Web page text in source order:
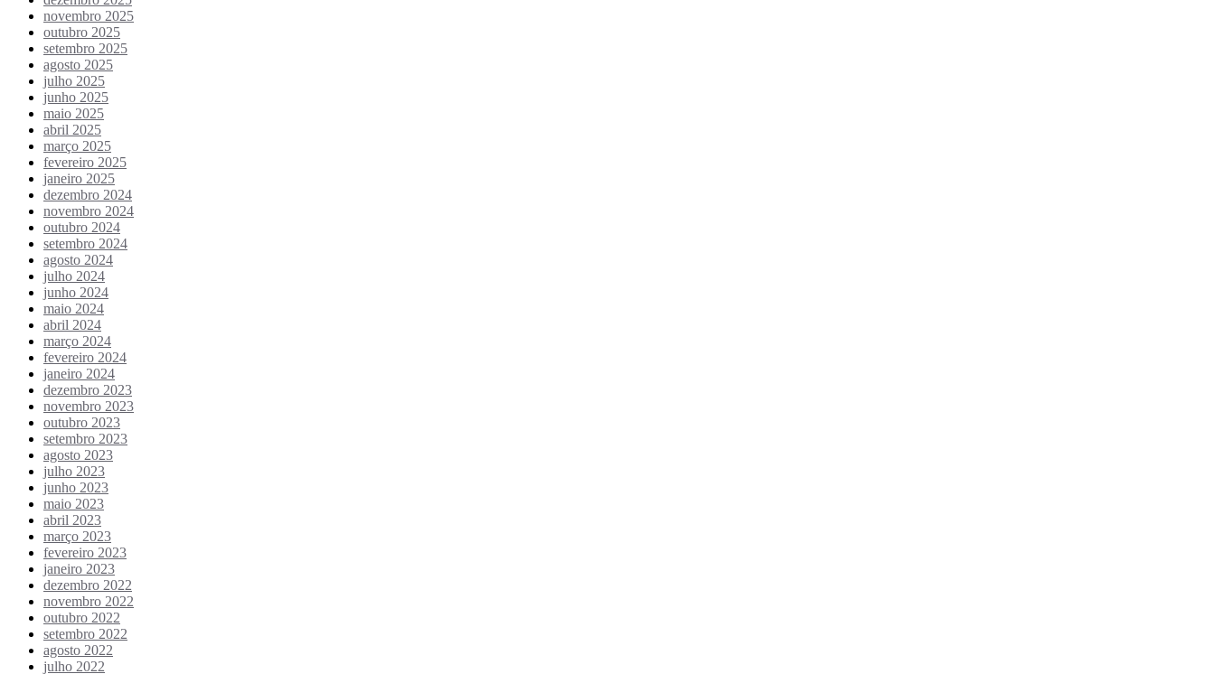
novembro 2025
outubro 2025
setembro 2025
agosto 2025
julho 2025
junho 2025
maio 2025
abril 2025
março 2025
fevereiro 2025
janeiro 2025
dezembro 2024
novembro 2024
outubro 2024
setembro 2024
agosto 2024
julho 2024
junho 2024
maio 2024
abril 2024
março 2024
fevereiro 2024
janeiro 2024
dezembro 2023
novembro 2023
outubro 2023
setembro 2023
agosto 2023
julho 2023
junho 2023
maio 2023
abril 2023
março 2023
fevereiro 2023
janeiro 2023
dezembro 2022
novembro 2022
outubro 2022
setembro 2022
agosto 2022
julho 2022